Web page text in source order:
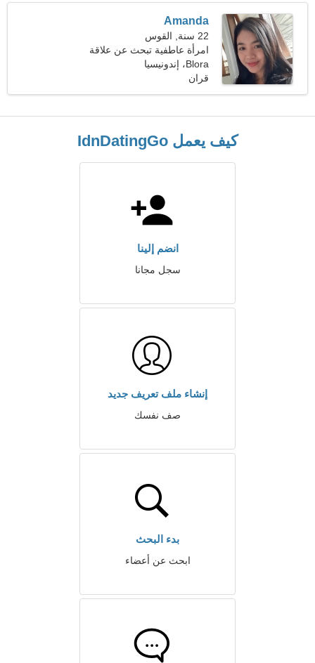
Amanda
22 سنة, القوس
امرأة عاطفية تبحث عن علاقة
عاطفية
Blora، إندونيسيا
قران
كيف يعمل IdnDatingGo
انضم إلينا
سجل مجانا
إنشاء ملف تعريف جديد
صف نفسك
بدء البحث
ابحث عن أعضاء